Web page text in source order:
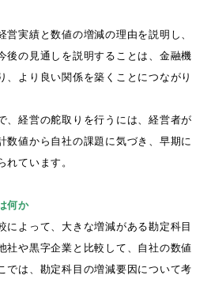
実績と数値の増減の理由を説明し、
後の見通しを説明することは、金融機
、より良い関係を築くことにつながり
、経営の舵取りを行うには、経営者が
数値から自社の課題に気づき、早期に
れています。
何か
によって、大きな増減がある勘定科目
社や黒字企業と比較して、自社の数値
では、勘定科目の増減要因について考